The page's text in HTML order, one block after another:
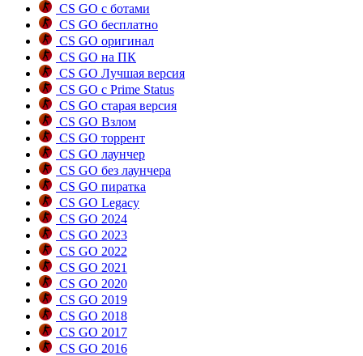
CS GO с ботами
CS GO бесплатно
CS GO оригинал
CS GO на ПК
CS GO Лучшая версия
CS GO с Prime Status
CS GO старая версия
CS GO Взлом
CS GO торрент
CS GO лаунчер
CS GO без лаунчера
CS GO пиратка
CS GO Legacy
CS GO 2024
CS GO 2023
CS GO 2022
CS GO 2021
CS GO 2020
CS GO 2019
CS GO 2018
CS GO 2017
CS GO 2016